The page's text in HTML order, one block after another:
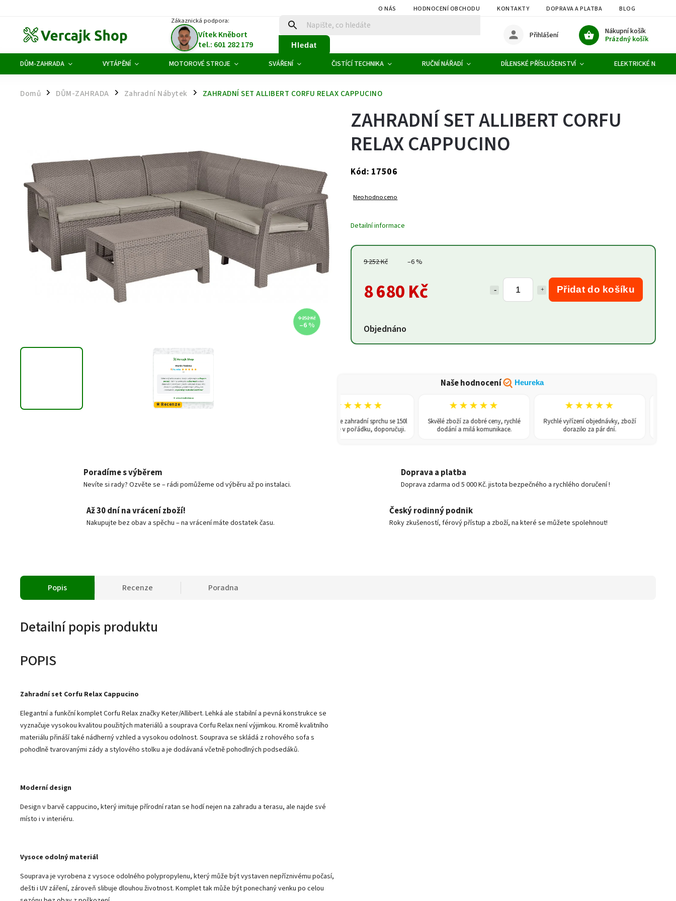
O NÁS HODNOCENÍ OBCHODU KONTAKTY DOPRAVA A PLATBA BLOG
Zákaznická podpora:
Vítek Kněbort
tel.: 601 282 179
Hledat
Nákupní košík
Prázdný košík
Přihlášení
DŮM-ZAHRADA VYTÁPĚNÍ MOTOROVÉ STROJE SVÁŘENÍ ČISTÍCÍ TECHNIKA RUČNÍ NÁŘADÍ DÍLENSKÉ PŘÍSLUŠENSTVÍ ELEKTRICKÉ NÁŘADÍ
Domů / DŮM-ZAHRADA / Zahradní Nábytek / ZAHRADNÍ SET ALLIBERT CORFU RELAX CAPPUCINO
9 252 Kč
–6 %
★ Recenze
9 252 Kč –6 %
8 680 Kč Přidat do košíku
Objednáno
ZAHRADNÍ SET ALLIBERT CORFU
RELAX CAPPUCINO
Kód: 17506
Neohodnoceno
Detailní informace
Naše hodnocení Heureka
★★★★★ ★★★★★
Koupili jsme zahradní sprchu se 150l
nádrží. Vše v pořádku, doporučuji.
★★★★★
Skvělé zboží za dobré ceny, rychlé
dodání a milá komunikace.
★★★★★
Rychlé vyřízení objednávky, zboží
dorazilo za pár dní.
Poradíme s výběrem
Nevíte si rady? Ozvěte se – rádi pomůžeme od výběru až po instalaci.
Doprava a platba
Doprava zdarma od 5 000 Kč. jistota bezpečného a rychlého doručení !
Až 30 dní na vrácení zboží!
Nakupujte bez obav a spěchu – na vrácení máte dostatek času.
Český rodinný podnik
Roky zkušeností, férový přístup a zboží, na které se můžete spolehnout!
Popis Recenze Poradna
Detailní popis produktu
POPIS
Zahradní set Corfu Relax Cappucino
Elegantní a funkční komplet Corfu Relax značky Keter/Allibert. Lehká ale stabilní a pevná konstrukce se
vyznačuje vysokou kvalitou použitých materiálů a souprava Corfu Relax není výjimkou. Kromě kvalitního
materiálu přináší také nádherný vzhled a vysokou odolnost. Souprava se skládá z rohového sofa s
pohodlně tvarovanými zády a stylového stolku a je dodávaná včetně pohodlných podsedáků.
Moderní design
Design v barvě cappucino, který imituje přírodní ratan se hodí nejen na zahradu a terasu, ale najde své
místo i v interiéru.
Vysoce odolný materiál
Souprava je vyrobena z vysoce odolného polypropylenu, který může být vystaven nepříznivému počasí,
dešti i UV záření, zároveň slibuje dlouhou životnost. Komplet tak může být ponechaný venku po celou